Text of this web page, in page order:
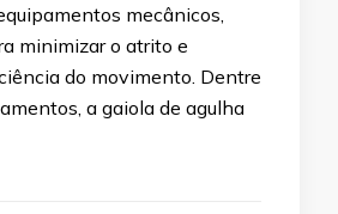
mecânicos,
minimizar o atrito e
do movimento. Dentre
a gaiola de agulha